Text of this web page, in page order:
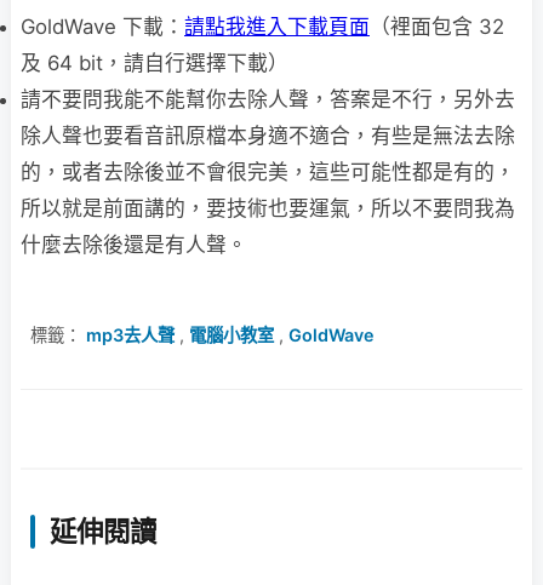
GoldWave 下載： 請點我進入下載頁面 （裡面包含 32
及 64 bit，請自行選擇下載）
請不要問我能不能幫你去除人聲，答案是不行，另外去
除人聲也要看音訊原檔本身適不適合，有些是無法去除
的，或者去除後並不會很完美，這些可能性都是有的，
所以就是前面講的，要技術也要運氣，所以不要問我為
什麼去除後還是有人聲。
標籤： mp3去人聲, 電腦小教室 , GoldWave
延伸閱讀